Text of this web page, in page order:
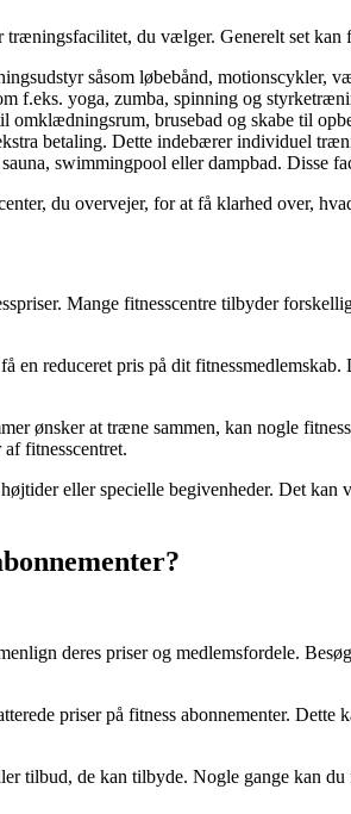
du vælger. Generelt set
såsom løbebånd, motionscykler,
f.eks. yoga, zumba, spinning og
omklædningsrum, brusebad og skabe til
betaling. Dette indebærer individuel
swimmingpool eller dampbad. Disse
du overvejer, for at få klarhed over,
Mange fitnesscentre tilbyder
reduceret pris på dit
ønsker at træne sammen, kan nogle
fitnesscentret.
eller specielle begivenheder. Det
deres priser og medlemsfordele.
priser på fitness abonnementer.
tilbud, de kan tilbyde. Nogle gange kan